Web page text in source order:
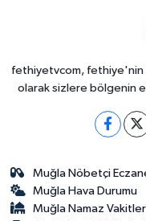
fethiyetvcom, fethiye'nin
olarak sizlere bölgenin
Muğla Nöbetçi
Muğla Hava Durumu
Muğla Namaz